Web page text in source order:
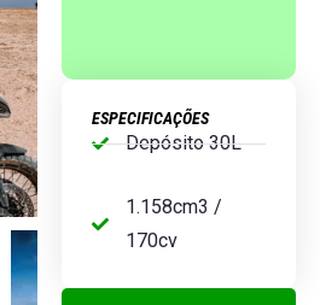
ESPECIFICAÇÕES
Depósito 30L
1.158cm3 /
170cv